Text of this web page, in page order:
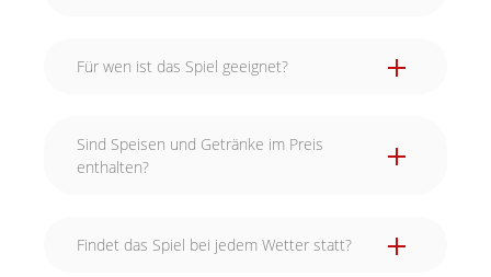
Für wen ist das Spiel geeignet?
Sind Speisen und Getränke im Preis
enthalten?
Findet das Spiel bei jedem Wetter statt?